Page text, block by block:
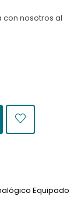
nosotros al
Equipado